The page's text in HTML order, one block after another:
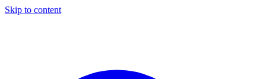
Skip to content